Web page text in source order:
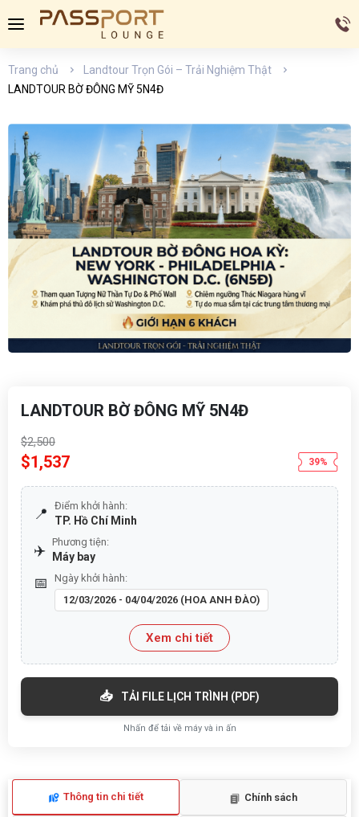
Trang chủ
Landtour Trọn Gói – Trải Nghiệm Thật
LANDTOUR BỜ ĐÔNG MỸ 5N4Đ
LANDTOUR BỜ ĐÔNG MỸ 5N4Đ
$2,500
$1,537 39%
📍 Điểm khởi hành:
TP. Hồ Chí Minh
✈️ Phương tiện:
Máy bay
📅
Ngày khởi hành:
12/03/2026 - 04/04/2026 (HOA ANH ĐÀO)
Xem chi tiết
📥 TẢI FILE LỊCH TRÌNH (PDF)
Nhấn để tải về máy và in ấn
Thông tin chi tiết Chính sách